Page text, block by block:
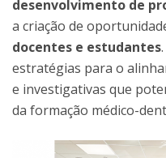
desenvolvimento de
a criação de
docentes e estudantes
estratégias para o
e investigativas que
da formação médico-